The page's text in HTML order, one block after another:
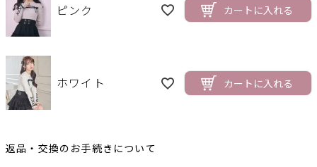
ピンク カートに入れる
ホワイト カートに入れる
返品・交換のお手続きについて